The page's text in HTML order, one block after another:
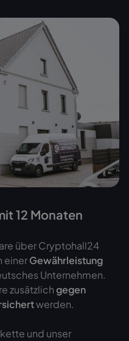
12 Monaten
über Cryptohall24
einerGewährleistung
Unternehmen.
zusätzlichgegen
werden.
und unser